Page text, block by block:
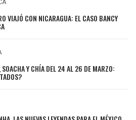
VIAJÓ CON NICARAGUA: EL CASO BANCY
SOACHA Y CHÍA DEL 24 AL 26 DE MARZO: